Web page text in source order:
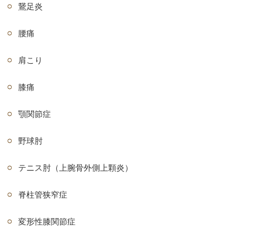
鵞足炎
腰痛
肩こり
膝痛
顎関節症
野球肘
テニス肘（上腕骨外側上顆炎）
脊柱管狭窄症
変形性膝関節症